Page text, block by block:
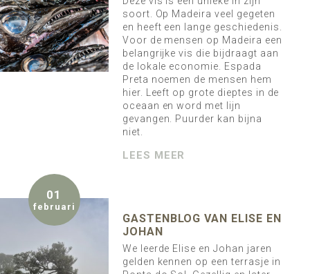
soort. Op Madeira veel gegeten
en heeft een lange geschiedenis.
Voor de mensen op Madeira een
belangrijke vis die bijdraagt aan
de lokale economie. Espada
Preta noemen de mensen hem
hier. Leeft op grote dieptes in de
oceaan en word met lijn
gevangen. Puurder kan bijna
niet.
LEES MEER
01
februari
GASTENBLOG VAN ELISE EN
JOHAN
We leerde Elise en Johan jaren
gelden kennen op een terrasje in